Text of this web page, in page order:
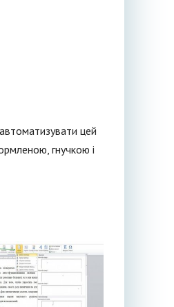
цей
гнучкою і